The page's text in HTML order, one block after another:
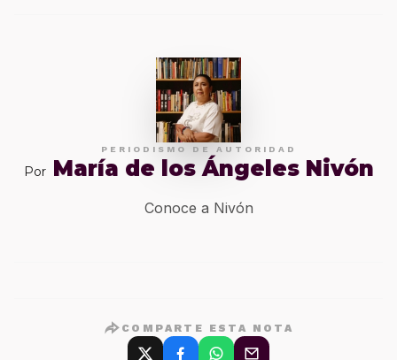
PERIODISMO DE AUTORIDAD
Por María de los Ángeles Nivón
Conoce a Nivón
COMPARTE ESTA NOTA